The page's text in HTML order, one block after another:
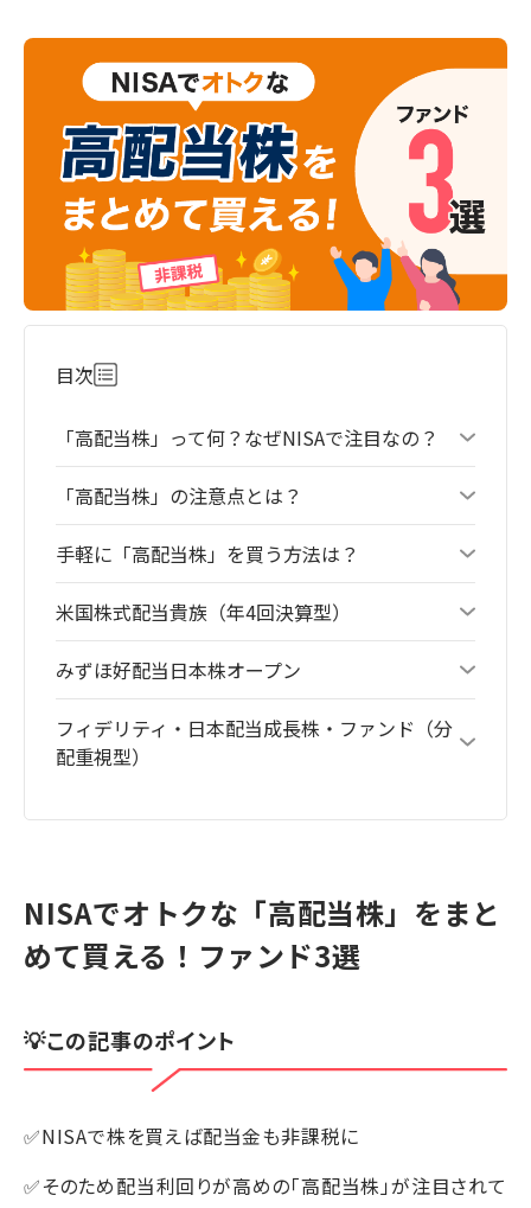
目次
「高配当株」って何？なぜNISAで注目なの？
「高配当株」の注意点とは？
手軽に「高配当株」を買う方法は？
米国株式配当貴族（年4回決算型）
みずほ好配当日本株オープン
フィデリティ・日本配当成長株・ファンド（分
配重視型）
NISAでオトクな「高配当株」をまと
めて買える！ファンド3選
💡この記事のポイント
✅NISAで株を買えば配当金も非課税に
✅そのため配当利回りが高めの「高配当株」が注目されて